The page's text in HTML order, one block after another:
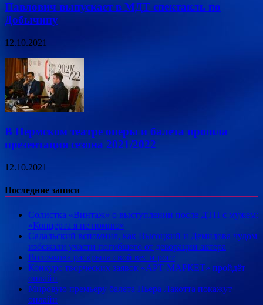
Павлович выпускает в МДТ спектакль по
Добычину
12.10.2021
В Пермском театре оперы и балета прошла
презентация сезона 2021/2022
12.10.2021
Последние записи
Солистка «Винтаж» о выступлении после ДТП с мужем:
«Концерта я не помню»
Садальский вспомнил, как Высоцкий и Демидова чудом
избежали участи погибшего от декорации актера
Волочкова раскрыла свой вес и рост
Конкурс творческих заявок «АРТ-МАРКЕТ» пройдёт
онлайн
Мировую премьеру балета Пьера Лакотта покажут
онлайн